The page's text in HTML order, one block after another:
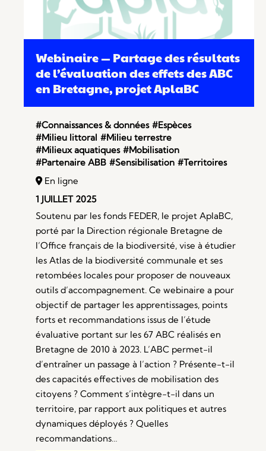
Webinaire — Partage des résultats
de l’évaluation des effets des ABC
en Bretagne, projet AplaBC
#Connaissances & données #Espèces
#Milieu littoral #Milieu terrestre
#Milieux aquatiques #Mobilisation
#Partenaire ABB #Sensibilisation #Territoires
En ligne
1 JUILLET 2025
Soutenu par les fonds FEDER, le projet AplaBC,
porté par la Direction régionale Bretagne de
l’Office français de la biodiversité, vise à étudier
les Atlas de la biodiversité communale et ses
retombées locales pour proposer de nouveaux
outils d’accompagnement. Ce webinaire a pour
objectif de partager les apprentissages, points
forts et recommandations issus de l’étude
évaluative portant sur les 67 ABC réalisés en
Bretagne de 2010 à 2023. L’ABC permet-il
d’entraîner un passage à l’action ? Présente-t-il
des capacités effectives de mobilisation des
citoyens ? Comment s’intègre-t-il dans un
territoire, par rapport aux politiques et autres
dynamiques déployés ? Quelles
recommandations…